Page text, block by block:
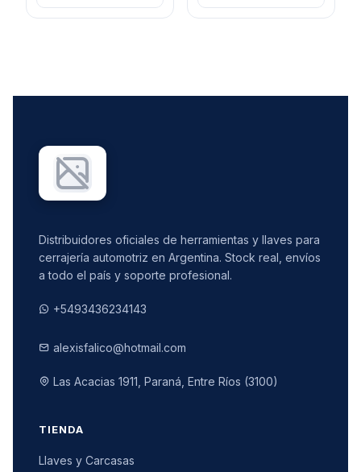
Distribuidores oficiales de herramientas y llaves para
cerrajería automotriz en Argentina. Stock real, envíos
a todo el país y soporte profesional.
+5493436234143
alexisfalico@hotmail.com
Las Acacias 1911, Paraná, Entre Ríos (3100)
TIENDA
Llaves y Carcasas